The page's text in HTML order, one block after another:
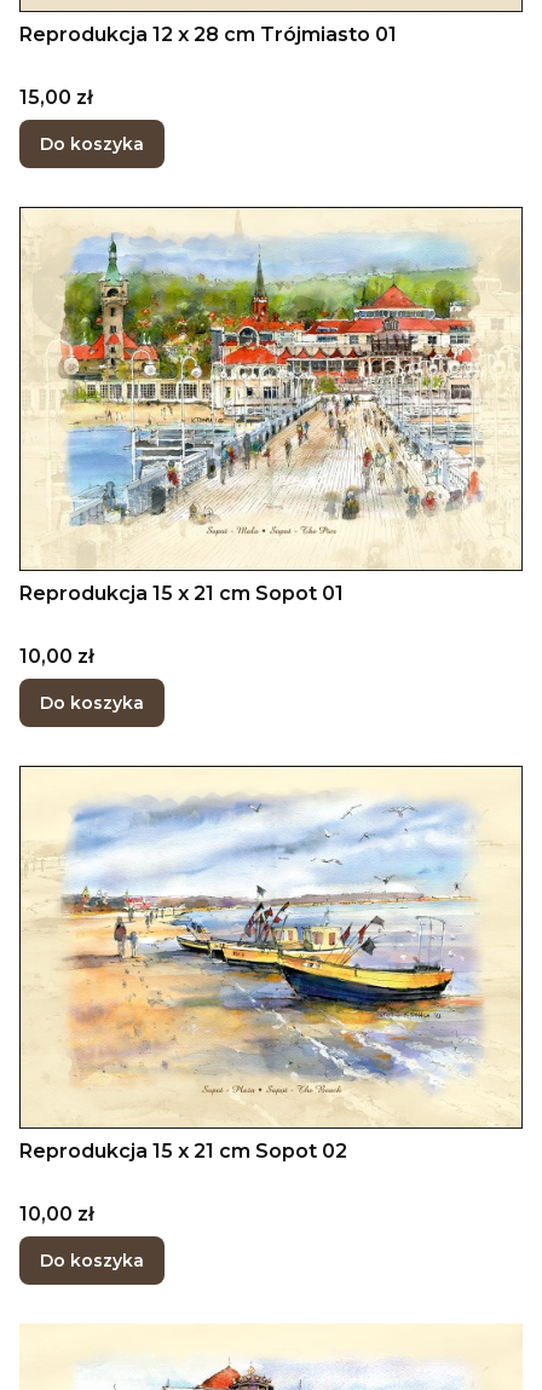
Reprodukcja 12 x 28 cm Trójmiasto 01
Cena
15,00 zł
Do koszyka
Reprodukcja 15 x 21 cm Sopot 01
Cena
10,00 zł
Do koszyka
Reprodukcja 15 x 21 cm Sopot 02
Cena
10,00 zł
Do koszyka